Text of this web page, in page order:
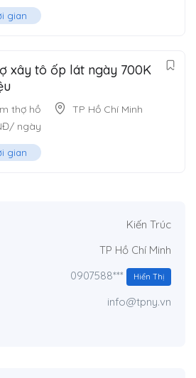
gian
xây tô ốp lát ngày 700K
thợ hồ
TP Hồ Chí Minh
/ ngày
gian
Kiến Trúc
TP Hồ Chí Minh
0907588*** Hiển Thị
info@tpny.vn